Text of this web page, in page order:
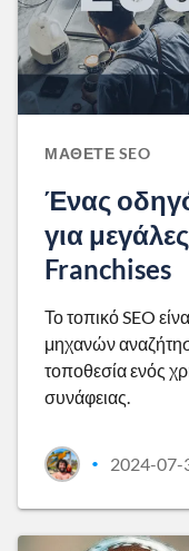
ΜΆΘΕΤΕ SEO
Ένας
για
Franchises
Το τοπικό SEO
μηχανών
τοποθεσία ενός
συνάφειας.
• 2024-07-